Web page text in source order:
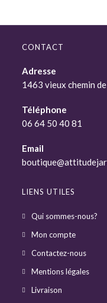
CONTACT
Adresse
1463 vieux chemin
Téléphone
06 64 50 40 81
Email
LIENS UTILES
Qui sommes-nous?
Mon compte
Contactez-nous
Mentions légales
Livraison